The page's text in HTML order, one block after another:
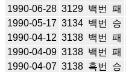
1990-06-28 3129 백번 패
1990-05-17 3134 백번 승
1990-04-12 3138 백번 패
1990-04-09 3138 백번 패
1990-04-07 3138 흑번 승